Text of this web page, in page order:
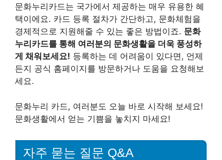
문화누리카드는 국가에서 제공하는 매우 유용한 혜
택이에요. 카드 등록 절차가 간단하고, 문화체험을
경제적으로 지원해줄 수 있는 좋은 방법이죠. 문화
누리카드를 통해 여러분의 문화생활을 더욱 풍성하
게 채워보세요! 등록하는 데 어려움이 있다면, 언제
든지 공식 홈페이지를 방문하거나 도움을 요청해보
세요.
문화누리 카드, 여러분도 오늘 바로 시작해 보세요!
문화생활에서 얻는 기쁨을 놓치지 마세요!
자주 묻는 질문 Q&A